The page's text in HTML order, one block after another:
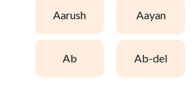
aarush aayan
ab ab-del